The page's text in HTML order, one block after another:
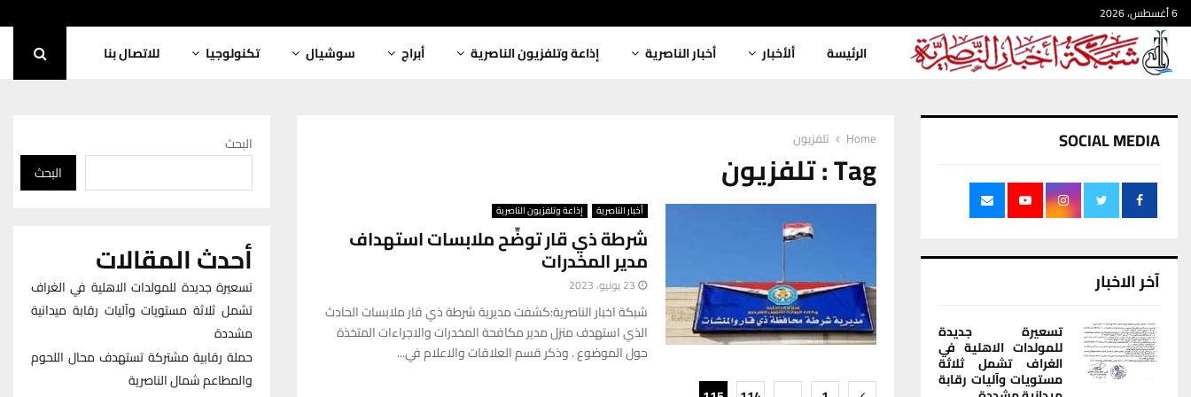
6 أغسطس، 2026
الرئيسة ألأخبار أخبار الناصرية إذاعة وتلفزيون الناصرية أبراج سوشيال تكنولوجيا للاتصال بنا
Home تلفزيون
Tag : تلفزيون
أخبار الناصرية إذاعة وتلفزيون الناصرية
شرطة ذي قار توضِّح ملابسات استهداف
مدير المخدرات
23 يونيو، 2023
شبكة اخبار الناصرية:كشفت مديرية شرطة ذي قار ملابسات الحادث
الذي استهدف منزل مدير مكافحة المخدرات والاجراءات المتخذة
حول الموضوع . وذكر قسم العلاقات والاعلام في...
SOCIAL MEDIA
آخر الاخبار
تسعيرة جديدة
للمولدات الاهلية في
الغراف تشمل ثلاثة
مستويات وآليات رقابة
البحث
البحث
أحدث المقالات
تسعيرة جديدة للمولدات الاهلية في الغراف
تشمل ثلاثة مستويات وآليات رقابة ميدانية
مشددة
حملة رقابية مشتركة تستهدف محال اللحوم
والمطاعم شمال الناصرية